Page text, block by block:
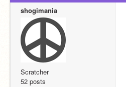
shogimania
Scratcher
52 posts